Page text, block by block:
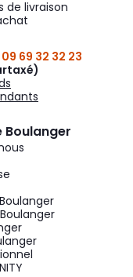
de livraison
09 69 32 32 23
Boulanger